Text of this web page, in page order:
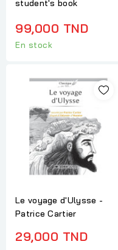
student's book
99,000 TND
En stock
Le voyage d'Ulysse -
Patrice Cartier
29,000 TND